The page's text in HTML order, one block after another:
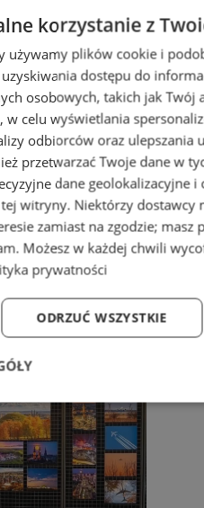
użytkowników.
za
korzystanie z
używamy plików cookie i
dostępu do
osobowych, takich jak
w celu wyświetlania
odbiorców oraz ulepszania
przetwarzać Twoje dane w
dane geolokalizacyjne
tej witryny. Niektórzy dostawcy
zamiast na zgodzie; masz
. Możesz w każdej chwili
prywatności
ODRZUĆ WSZYSTKIE
Targetowanie